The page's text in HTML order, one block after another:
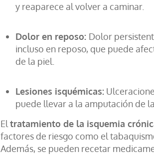
y reaparece al volver a caminar.
Dolor en reposo: Dolor
incluso en reposo, que puede
de la piel.
Lesiones isquémicas:
puede llevar a la amputación de
El tratamiento de la isquemia
factores de riesgo como el
Además, se pueden recetar